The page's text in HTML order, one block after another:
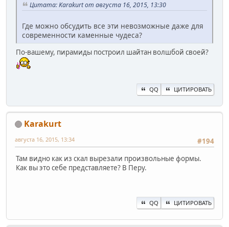
Цитата: Karakurt от августа 16, 2015, 13:30
Где можно обсудить все эти невозможные даже для
современности каменные чудеса?
По-вашему, пирамиды построил шайтан волшбой своей?
QQ ЦИТИРОВАТЬ
Karakurt
#194
августа 16, 2015, 13:34
Там видно как из скал вырезали произвольные формы.
Как вы это себе представляете? В Перу.
QQ ЦИТИРОВАТЬ